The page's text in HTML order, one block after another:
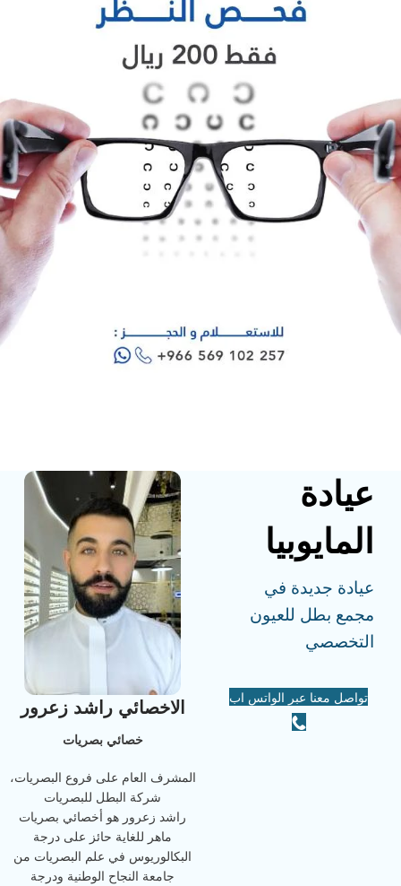
الاخصائي راشد زعرور
خصائي بصريات
المشرف العام على فروع البصريات،
شركة البطل للبصريات
راشد زعرور هو أخصائي بصريات
ماهر للغاية حائز على درجة
البكالوريوس في علم البصريات من
جامعة النجاح الوطنية ودرجة
عيادة
المايوبيا
عيادة جديدة في
مجمع بطل للعيون
التخصصي
تواصل معنا عبر الواتس اب